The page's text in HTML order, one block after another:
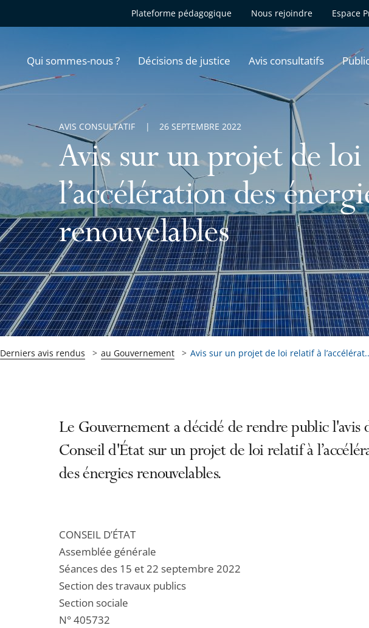
Plateforme pédagogique Nous rejoindre Espace
Qui sommes-nous ? Décisions de justice Avis consultatifs
Avis sur un projet de
l’accélération des
renouvelables
AVIS CONSULTATIF 26 SEPTEMBRE 2022
Derniers avis rendus au Gouvernement Avis sur un projet de loi relatif à
Le Gouvernement a décidé de rendre public l'avis
Conseil d'État sur un projet de loi relatif à
des énergies renouvelables.
CONSEIL D’ÉTAT
Assemblée générale
Séances des 15 et 22 septembre 2022
Section des travaux publics
Section sociale
N° 405732